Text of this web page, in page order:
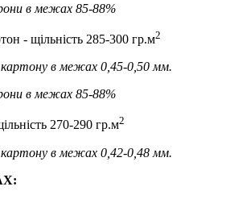
в межах 85-88%
- щільність 285-300 гр.м2
в межах 0,45-0,50 мм.
в межах 85-88%
270-290 гр.м2
в межах 0,42-0,48 мм.